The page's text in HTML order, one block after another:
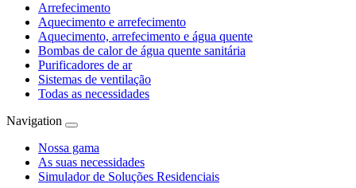
Arrefecimento
Aquecimento e arrefecimento
Aquecimento, arrefecimento e água quente
Bombas de calor de água quente sanitária
Purificadores de ar
Sistemas de ventilação
Todas as necessidades
Navigation
Nossa gama
As suas necessidades
Simulador de Soluções Residenciais